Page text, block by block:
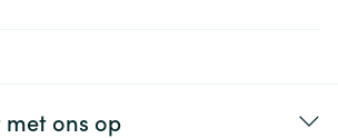
ons op